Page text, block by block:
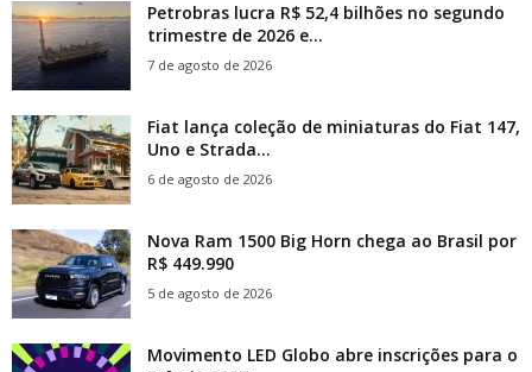
Petrobras lucra R$ 52,4 bilhões no segundo
trimestre de 2026 e...
7 de agosto de 2026
Fiat lança coleção de miniaturas do Fiat 147,
Uno e Strada...
6 de agosto de 2026
Nova Ram 1500 Big Horn chega ao Brasil por
R$ 449.990
5 de agosto de 2026
Movimento LED Globo abre inscrições para o